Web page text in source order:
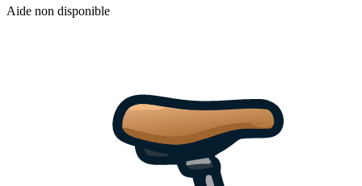
Aide non disponible